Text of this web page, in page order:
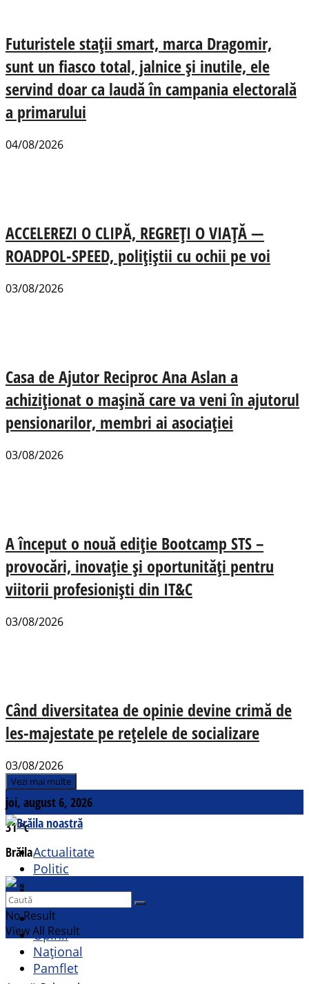
Futuristele stații smart, marca Dragomir,
sunt un fiasco total, jalnice și inutile, ele
servind doar ca laudă în campania electorală
a primarului
04/08/2026
ACCELEREZI O CLIPĂ, REGREȚI O VIAȚĂ —
ROADPOL-SPEED, polițiștii cu ochii pe voi
03/08/2026
Casa de Ajutor Reciproc Ana Aslan a
achiziționat o mașină care va veni în ajutorul
pensionarilor, membri ai asociației
03/08/2026
A început o nouă ediție Bootcamp STS –
provocări, inovație și oportunități pentru
viitorii profesioniști din IT&C
03/08/2026
Când diversitatea de opinie devine crimă de
les-majestate pe rețelele de socializare
03/08/2026
Vezi mai multe
joi, august 6, 2026
31°c
Brăila
Contact
Actualitate
Politic
Cultural
Opinii
Național
Pamflet
No Result
View All Result